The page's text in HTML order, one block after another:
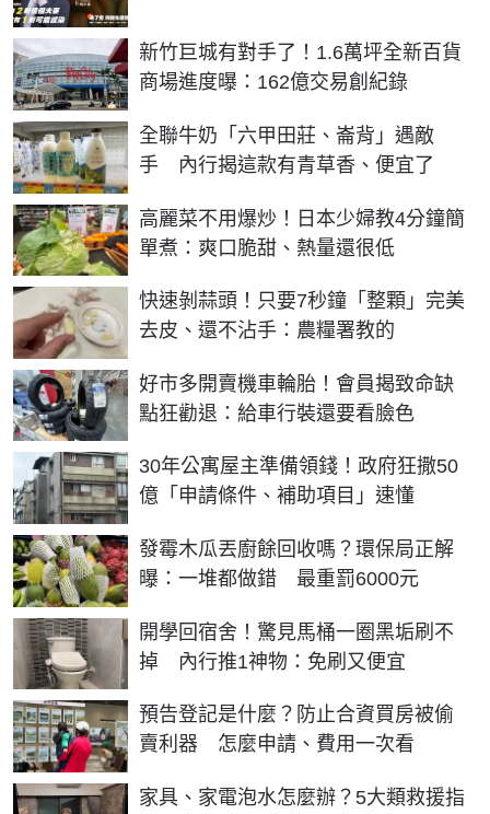
新竹巨城有對手了！1.6萬坪全新百貨
商場進度曝：162億交易創紀錄
全聯牛奶「六甲田莊、崙背」遇敵
手 內行揭這款有青草香、便宜了
高麗菜不用爆炒！日本少婦教4分鐘簡
單煮：爽口脆甜、熱量還很低
快速剝蒜頭！只要7秒鐘「整顆」完美
去皮、還不沾手：農糧署教的
好市多開賣機車輪胎！會員揭致命缺
點狂勸退：給車行裝還要看臉色
30年公寓屋主準備領錢！政府狂撒50
億「申請條件、補助項目」速懂
發霉木瓜丟廚餘回收嗎？環保局正解
曝：一堆都做錯 最重罰6000元
開學回宿舍！驚見馬桶一圈黑垢刷不
掉 內行推1神物：免刷又便宜
預告登記是什麼？防止合資買房被偷
賣利器 怎麼申請、費用一次看
家具、家電泡水怎麼辦？5大類救援指